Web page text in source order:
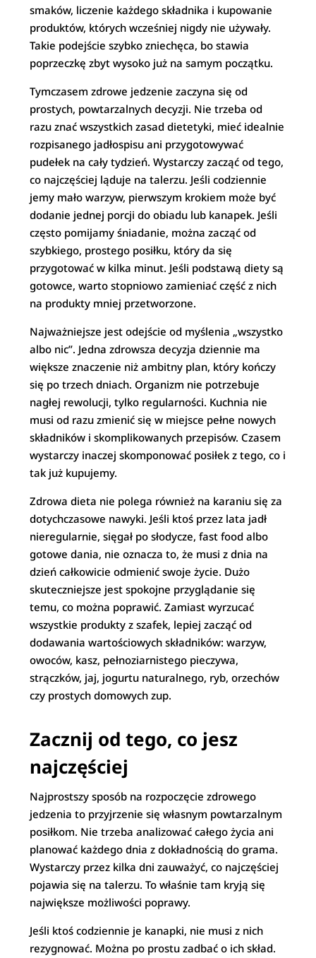
smaków, liczenie każdego składnika i kupowanie
produktów, których wcześniej nigdy nie używały.
Takie podejście szybko zniechęca, bo stawia
poprzeczkę zbyt wysoko już na samym początku.
Tymczasem zdrowe jedzenie zaczyna się od
prostych, powtarzalnych decyzji. Nie trzeba od
razu znać wszystkich zasad dietetyki, mieć idealnie
rozpisanego jadłospisu ani przygotowywać
pudełek na cały tydzień. Wystarczy zacząć od tego,
co najczęściej ląduje na talerzu. Jeśli codziennie
jemy mało warzyw, pierwszym krokiem może być
dodanie jednej porcji do obiadu lub kanapek. Jeśli
często pomijamy śniadanie, można zacząć od
szybkiego, prostego posiłku, który da się
przygotować w kilka minut. Jeśli podstawą diety są
gotowce, warto stopniowo zamieniać część z nich
na produkty mniej przetworzone.
Najważniejsze jest odejście od myślenia „wszystko
albo nic”. Jedna zdrowsza decyzja dziennie ma
większe znaczenie niż ambitny plan, który kończy
się po trzech dniach. Organizm nie potrzebuje
nagłej rewolucji, tylko regularności. Kuchnia nie
musi od razu zmienić się w miejsce pełne nowych
składników i skomplikowanych przepisów. Czasem
wystarczy inaczej skomponować posiłek z tego, co i
tak już kupujemy.
Zdrowa dieta nie polega również na karaniu się za
dotychczasowe nawyki. Jeśli ktoś przez lata jadł
nieregularnie, sięgał po słodycze, fast food albo
gotowe dania, nie oznacza to, że musi z dnia na
dzień całkowicie odmienić swoje życie. Dużo
skuteczniejsze jest spokojne przyglądanie się
temu, co można poprawić. Zamiast wyrzucać
wszystkie produkty z szafek, lepiej zacząć od
dodawania wartościowych składników: warzyw,
owoców, kasz, pełnoziarnistego pieczywa,
strączków, jaj, jogurtu naturalnego, ryb, orzechów
czy prostych domowych zup.
Zacznij od tego, co jesz
najczęściej
Najprostszy sposób na rozpoczęcie zdrowego
jedzenia to przyjrzenie się własnym powtarzalnym
posiłkom. Nie trzeba analizować całego życia ani
planować każdego dnia z dokładnością do grama.
Wystarczy przez kilka dni zauważyć, co najczęściej
pojawia się na talerzu. To właśnie tam kryją się
największe możliwości poprawy.
Jeśli ktoś codziennie je kanapki, nie musi z nich
rezygnować. Można po prostu zadbać o ich skład.